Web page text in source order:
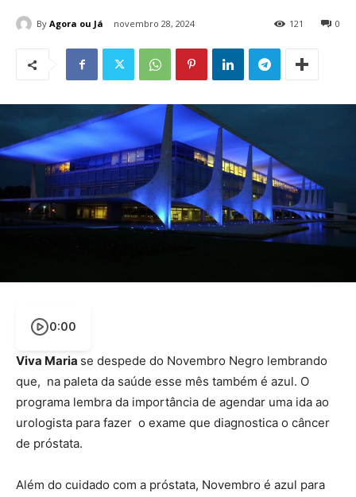
By Agora ou Já novembro 28, 2024 0
121
0:00
Viva Maria se despede do Novembro Negro lembrando
que, na paleta da saúde esse mês também é azul. O
programa lembra da importância de agendar uma ida ao
urologista para fazer o exame que diagnostica o câncer
de próstata.
Além do cuidado com a próstata, Novembro é azul para